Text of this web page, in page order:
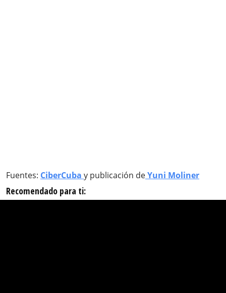
Fuentes: CiberCuba y publicación deYuni Moliner
Recomendado para ti: